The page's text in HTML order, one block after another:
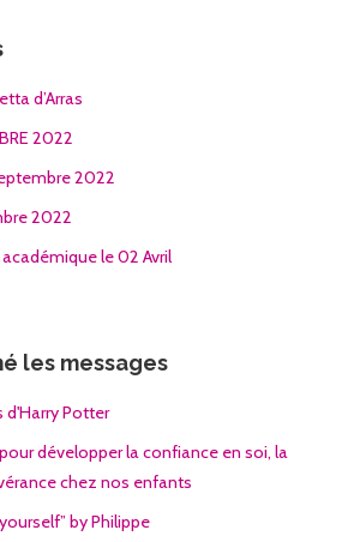
d’Arras
2022
2022
2022
le 02 Avril
les messages
d'Harry Potter
développer la confiance en soi, la
chez nos enfants
by Philippe